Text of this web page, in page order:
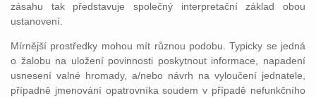
zásahu tak představuje společný interpretační základ obou
ustanovení.
Mírnější prostředky mohou mít různou podobu. Typicky se jedná
o žalobu na uložení povinnosti poskytnout informace, napadení
usnesení valné hromady, a/nebo návrh na vyloučení jednatele,
případně jmenování opatrovníka soudem v případě nefunkčního